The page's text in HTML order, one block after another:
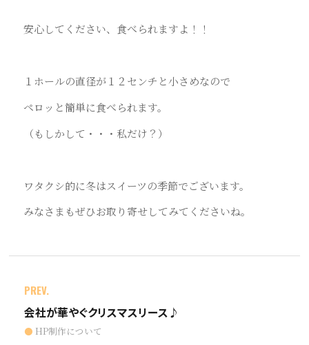
安心してください、食べられますよ！！
１ホールの直径が１２センチと小さめなので
ペロッと簡単に食べられます。
（もしかして・・・私だけ？）
ワタクシ的に冬はスイーツの季節でございます。
みなさまもぜひお取り寄せしてみてくださいね。
PREV.
会社が華やぐクリスマスリース♪
HP制作について